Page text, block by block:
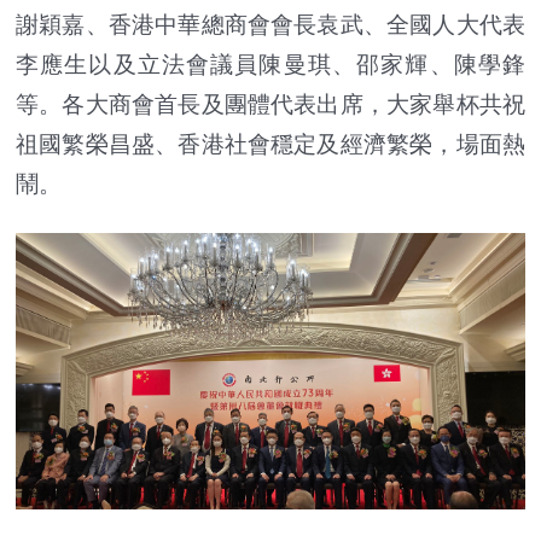
謝穎嘉、香港中華總商會會長袁武、全國人大代表
李應生以及立法會議員陳曼琪、邵家輝、陳學鋒
等。各大商會首長及團體代表出席，大家舉杯共祝
祖國繁榮昌盛、香港社會穩定及經濟繁榮，場面熱
鬧。